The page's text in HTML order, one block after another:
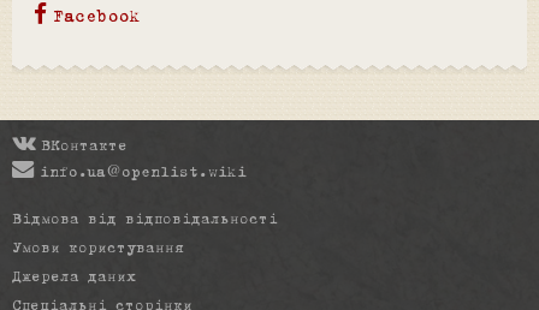
Facebook
ВКонтакте
info.ua@openlist.wiki
Відмова від відповідальності
Умови користування
Джерела даних
Спеціальні сторінки